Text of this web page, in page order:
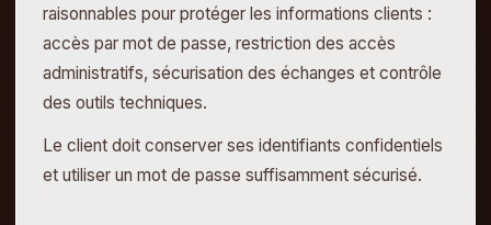
raisonnables pour protéger les informations clients :
accès par mot de passe, restriction des accès
administratifs, sécurisation des échanges et contrôle
des outils techniques.
Le client doit conserver ses identifiants confidentiels
et utiliser un mot de passe suffisamment sécurisé.